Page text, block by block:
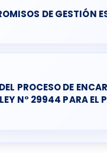
DE GESTIÓN
PROCESO DE
N° 29944 PARA EL